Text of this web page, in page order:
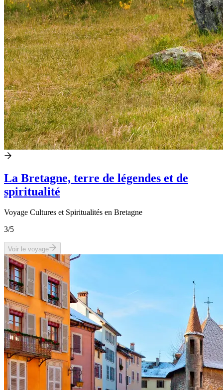
La Bretagne, terre de légendes et de
spiritualité
Voyage Cultures et Spiritualités en Bretagne
3/5
Voir le voyage